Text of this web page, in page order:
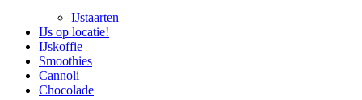
IJstaarten
IJs op locatie!
IJskoffie
Smoothies
Cannoli
Chocolade